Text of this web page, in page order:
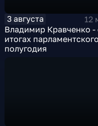
3 августа
12
Владимир Кравченко -
итогах парламентского
полугодия